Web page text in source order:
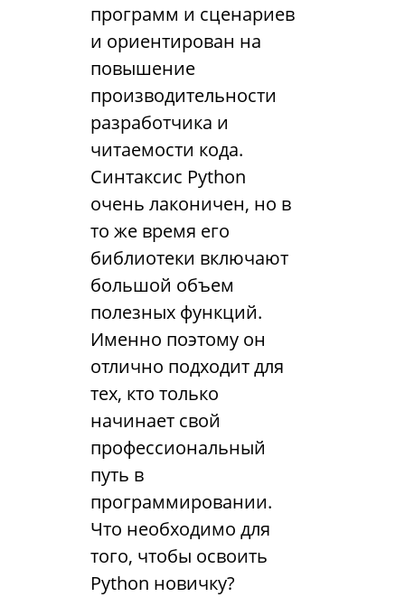
программ и сценариев
и ориентирован на
повышение
производительности
разработчика и
читаемости кода.
Синтаксис Python
очень лаконичен, но в
то же время его
библиотеки включают
большой объем
полезных функций.
Именно поэтому он
отлично подходит для
тех, кто только
начинает свой
профессиональный
путь в
программировании.
Что необходимо для
того, чтобы освоить
Python новичку?